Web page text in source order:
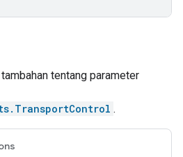
tentang parameter
.